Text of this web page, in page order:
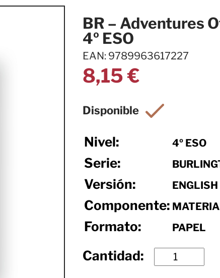
BR – Adventures
4º ESO
EAN: 9789963617227
8,15€
Nivel: 4º ESO
Serie:
Versión: ENGLISH
Componente:
Formato: PAPEL